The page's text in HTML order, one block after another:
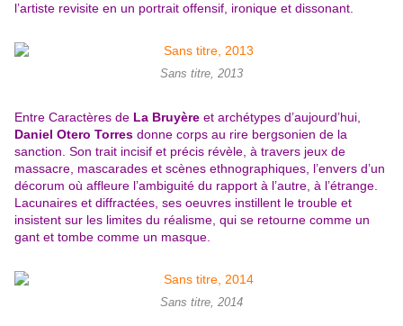
l’artiste revisite en un portrait offensif, ironique et dissonant.
Sans titre, 2013
Entre Caractères de La Bruyère et archétypes d’aujourd’hui,
Daniel Otero Torres donne corps au rire bergsonien de la
sanction. Son trait incisif et précis révèle, à travers jeux de
massacre, mascarades et scènes ethnographiques, l’envers d’un
décorum où affleure l’ambiguité du rapport à l’autre, à l’étrange.
Lacunaires et diffractées, ses oeuvres instillent le trouble et
insistent sur les limites du réalisme, qui se retourne comme un
gant et tombe comme un masque.
Sans titre, 2014